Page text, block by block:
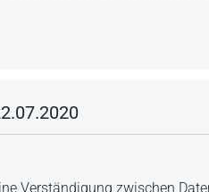
Verständigung zwischen